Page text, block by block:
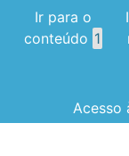
Ir para o
conteúdo 1
Acesso